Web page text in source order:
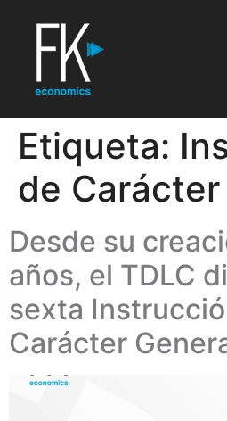
Etiqueta:
de
Desde su
años, el TDLC
sexta
Carácter